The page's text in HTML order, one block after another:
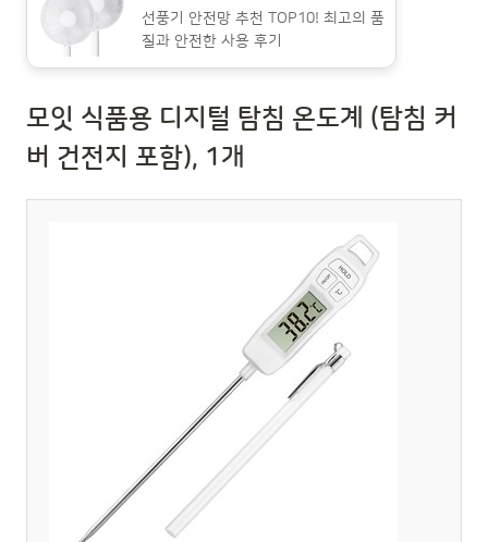
선풍기 안전망 추천 TOP10! 최고의 품
질과 안전한 사용 후기
모잇 식품용 디지털 탐침 온도계 (탐침 커
버 건전지 포함), 1개